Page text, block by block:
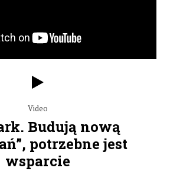
Video
Budują nową
potrzebne jest
wsparcie